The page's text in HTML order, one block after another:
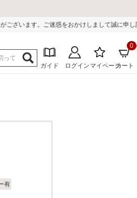
かけしまして誠に申し訳ございません。
ガイド ログイン マイページカート
0
有